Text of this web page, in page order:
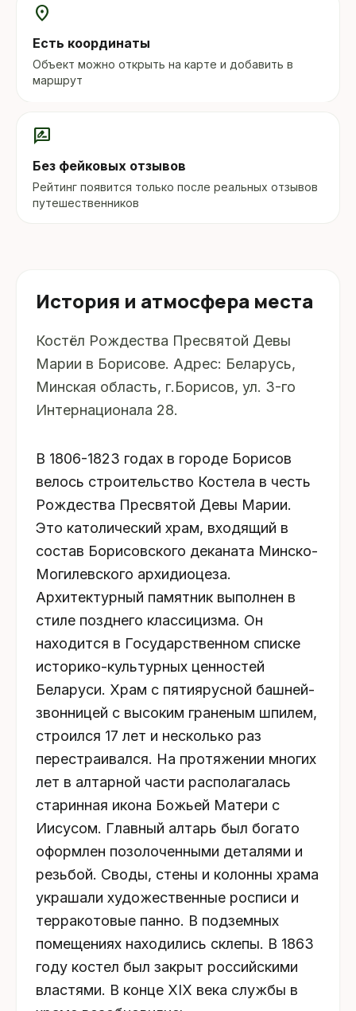
location_on
Есть координаты
Объект можно открыть на карте и добавить в
маршрут
rate_review
Без фейковых отзывов
Рейтинг появится только после реальных отзывов
путешественников
История и атмосфера места
Костёл Рождества Пресвятой Девы
Марии в Борисове. Адрес: Беларусь,
Минская область, г.Борисов, ул. 3-го
Интернационала 28.
В 1806-1823 годах в городе Борисов
велось строительство Костела в честь
Рождества Пресвятой Девы Марии.
Это католический храм, входящий в
состав Борисовского деканата Минско-
Могилевского архидиоцеза.
Архитектурный памятник выполнен в
стиле позднего классицизма. Он
находится в Государственном списке
историко-культурных ценностей
Беларуси. Храм с пятиярусной башней-
звонницей с высоким граненым шпилем,
строился 17 лет и несколько раз
перестраивался. На протяжении многих
лет в алтарной части располагалась
старинная икона Божьей Матери с
Иисусом. Главный алтарь был богато
оформлен позолоченными деталями и
резьбой. Своды, стены и колонны храма
украшали художественные росписи и
терракотовые панно. В подземных
помещениях находились склепы. В 1863
году костел был закрыт российскими
властями. В конце XIX века службы в